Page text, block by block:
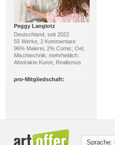
Peggy Langlotz
Deutschland, seit 2022
55 Werke, 2 Kommentare
96% Malerei, 2% Comic; Oel,
Mischtechnik; mehrheitlich:
Abstrakte Kunst, Realismus
pro-Mitgliedschaft:
Sprache: